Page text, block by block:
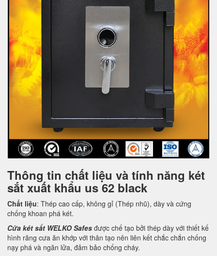
Thông tin chất liệu và tính năng két
sắt xuất khẩu us 62 black
Chất liệu: Thép cao cấp, không gỉ (Thép nhũ), dày và cứng
chống khoan phá két.
Cửa két sắt WELKO Safes được chế tạo bởi thép dày với thiết kế
hình răng cưa ăn khớp với thân tạo nên liên kết chắc chắn chống
nạy phá và ngăn lửa, đảm bảo chống cháy.